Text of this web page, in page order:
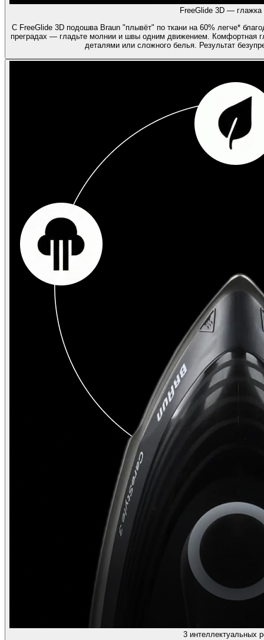
FreeGlide 3D — глажка
С FreeGlide 3D подошва Braun "плывёт" по ткани на 60% легче*
преградах — гладьте молнии и швы одним движением. Комфортная
деталями или сложного белья. Результат
3 интеллектуальных